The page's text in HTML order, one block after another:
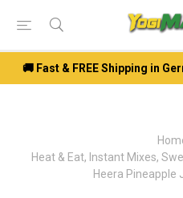
🚚 Fast & FREE Shipping in
Heat & Eat, Instant Mixes,
Heera Pineapple